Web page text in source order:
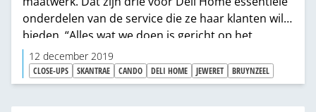
onderdelen van de service die ze haar klanten wil
bieden. “Alles wat we doen is gericht op het
makkelijker maken van de verkoop voor onze
dealers. Als bron­leverancier kunnen we onze
klanten echt op maat bedienen en zo samen
succesvol zijn.”
12 december 2019
CLOSE-UPS SKANTRAE CANDO DELI HOME JEWERET BRUYNZEEL